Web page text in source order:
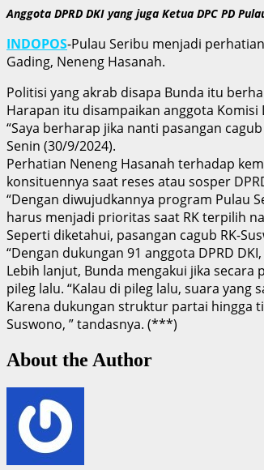
Anggota DPRD DKI yang juga Ketua DPC PD
INDOPOS-Pulau Seribu menjadi
Gading, Neneng Hasanah.
Politisi yang akrab disapa Bunda itu
Harapan itu disampaikan anggota Komisi
“Saya berharap jika nanti pasangan
Senin (30/9/2024).
Perhatian Neneng Hasanah terhadap
konsituennya saat reses atau sosper
“Dengan diwujudkannya program Pulau
harus menjadi prioritas saat RK terpilih
Seperti diketahui, pasangan cagub RK-
“Dengan dukungan 91 anggota DPRD
Lebih lanjut, Bunda mengakui jika
pileg lalu. “Kalau di pileg lalu, suara yang
Karena dukungan struktur partai hingga
Suswono, ” tandasnya. (***)
About the Author